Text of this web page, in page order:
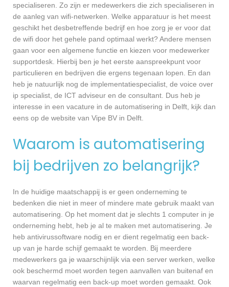
specialiseren. Zo zijn er medewerkers die zich specialiseren in
de aanleg van wifi-netwerken. Welke apparatuur is het meest
geschikt het desbetreffende bedrijf en hoe zorg je er voor dat
de wifi door het gehele pand optimaal werkt? Andere mensen
gaan voor een algemene functie en kiezen voor medewerker
supportdesk. Hierbij ben je het eerste aanspreekpunt voor
particulieren en bedrijven die ergens tegenaan lopen. En dan
heb je natuurlijk nog de implementatiespecialist, de voice over
ip specialist, de ICT adviseur en de consultant. Dus heb je
interesse in een vacature in de automatisering in Delft, kijk dan
eens op de website van Vipe BV in Delft.
Waarom is automatisering
bij bedrijven zo belangrijk?
In de huidige maatschappij is er geen onderneming te
bedenken die niet in meer of mindere mate gebruik maakt van
automatisering. Op het moment dat je slechts 1 computer in je
onderneming hebt, heb je al te maken met automatisering. Je
heb antivirussoftware nodig en er dient regelmatig een back-
up van je harde schijf gemaakt te worden. Bij meerdere
medewerkers ga je waarschijnlijk via een server werken, welke
ook beschermd moet worden tegen aanvallen van buitenaf en
waarvan regelmatig een back-up moet worden gemaakt. Ook